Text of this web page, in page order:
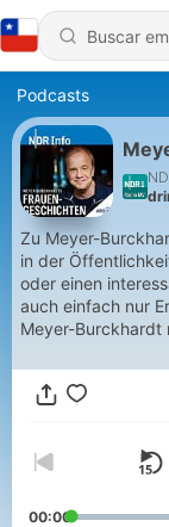
Podcasts
Zu Meyer-
in der
oder einen
auch einfach nur
Meyer-Burckhardt
seine Gästinnen
Erlebtem. Dabei
oder ein Gedicht
zu seiner
00:00